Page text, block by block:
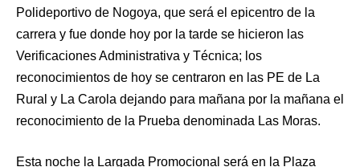
Polideportivo de Nogoya, que será el epicentro de la
carrera y fue donde hoy por la tarde se hicieron las
Verificaciones Administrativa y Técnica; los
reconocimientos de hoy se centraron en las PE de La
Rural y La Carola dejando para mañana por la mañana el
reconocimiento de la Prueba denominada Las Moras.
Esta noche la Largada Promocional será en la Plaza